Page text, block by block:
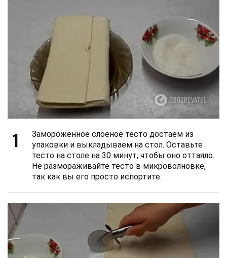
1
Замороженное слоеное тесто достаем из
упаковки и выкладываем на стол. Оставьте
тесто на столе на 30 минут, чтобы оно оттаяло.
Не размораживайте тесто в микроволновке,
так как вы его просто испортите.